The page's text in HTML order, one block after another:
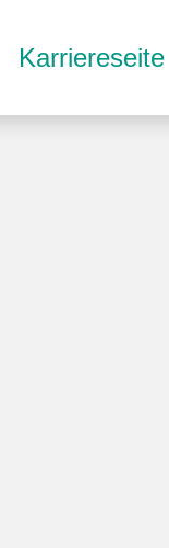
Karriereseite